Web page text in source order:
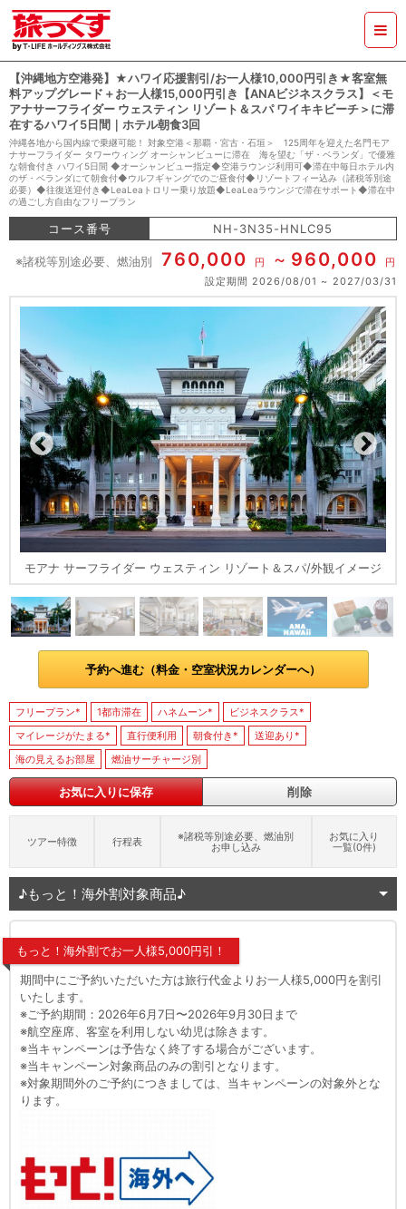
【沖縄地方空港発】★ハワイ応援割引/お一人様10,000円引き★客室無
料アップグレード＋お一人様15,000円引き【ANAビジネスクラス】＜モ
アナサーフライダー ウェスティン リゾート＆スパ ワイキキビーチ＞に滞
在するハワイ5日間｜ホテル朝食3回
沖縄各地から国内線で乗継可能！ 対象空港＜那覇・宮古・石垣＞ 125周年を迎えた名門モア
ナサーフライダー タワーウィング オーシャンビューに滞在 海を望む「ザ・ベランダ」で優雅
な朝食付き ハワイ5日間 ◆オーシャンビュー指定◆空港ラウンジ利用可◆滞在中毎日ホテル内
のザ・ベランダにて朝食付◆ウルフギャングでのご昼食付◆リゾートフィー込み（諸税等別途
必要）◆往復送迎付き◆LeaLeaトロリー乗り放題◆LeaLeaラウンジで滞在サポート◆滞在中
の過ごし方自由なフリープラン
コース番号 NH-3N35-HNLC95
※諸税等別途必要、燃油別 760,000 円 960,000
円
設定期間 2026/08/01 2027/03/31
モアナ サーフライダー ウェスティン リゾート＆スパ/外観イメージ
予約へ進む（料金・空室状況カレンダーへ）
フリープラン* 1都市滞在 ハネムーン*
ビジネスクラス*
マイレージがたまる*
直行便利用 朝食付き*
送迎あり*
海の見えるお部屋
燃油サーチャージ別
お気に入りに保存 削除
ツアー特徴 行程表
※諸税等別途必要、燃油別
お申し込み
お気に入り
一覧(0件)
♪もっと！海外割対象商品♪
もっと！海外割でお一人様5,000円引！
期間中にご予約いただいた方は旅行代金よりお一人様5,000円を割引
いたします。
※ご予約期間：2026年6月7日〜2026年9月30日まで
※航空座席、客室を利用しない幼児は除きます。
※当キャンペーンは予告なく終了する場合がございます。
※当キャンペーン対象商品のみの割引となります。
※対象期間外のご予約につきましては、当キャンペーンの対象外とな
ります。